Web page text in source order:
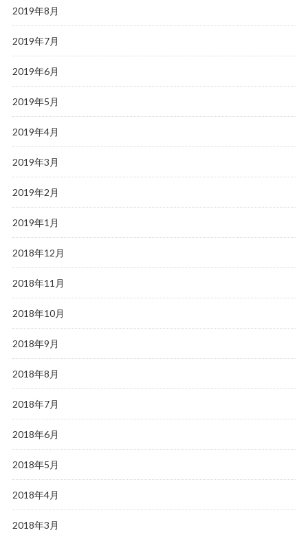
2019年8月
2019年7月
2019年6月
2019年5月
2019年4月
2019年3月
2019年2月
2019年1月
2018年12月
2018年11月
2018年10月
2018年9月
2018年8月
2018年7月
2018年6月
2018年5月
2018年4月
2018年3月